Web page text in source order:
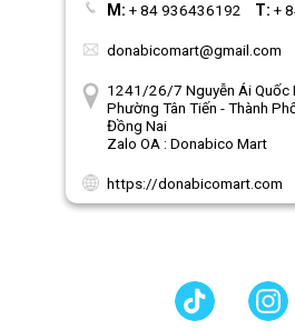
M: + 84 936436192 T: +
donabicomart@gmail.com
1241/26/7 Nguyễn Ái Quốc
Phường Tân Tiến - Thành
Đồng Nai
Zalo OA : Donabico Mart
https://donabicomart.com